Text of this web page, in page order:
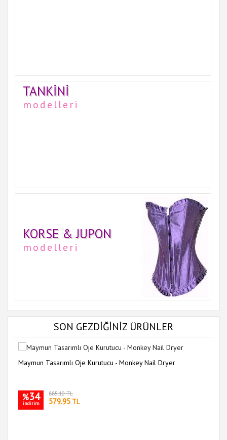
TANKINI
modelleri
KORSE & JUPON
modelleri
SON GEZDİĞİNİZ ÜRÜNLER
Maymun Tasarımlı Oje Kurutucu - Monkey Nail Dryer
%34
indirim
885.10 TL
579.95 TL